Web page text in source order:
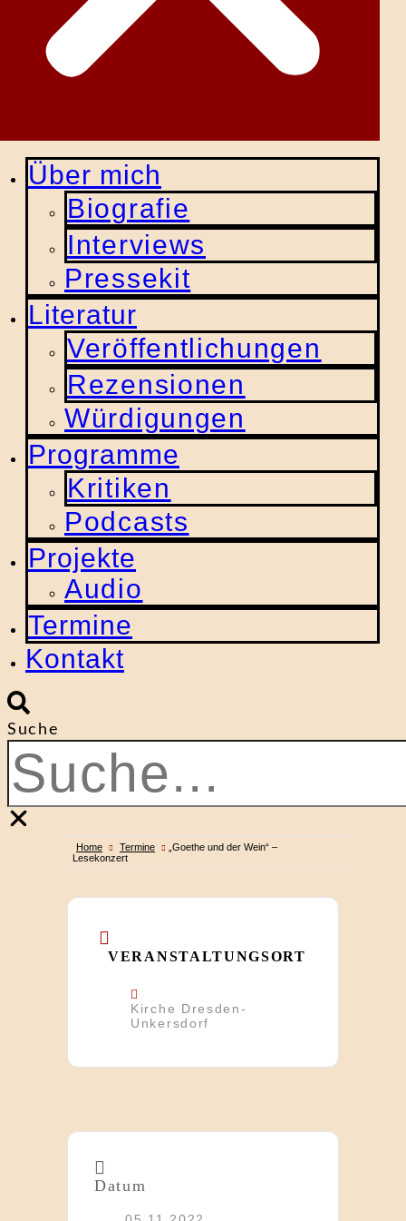
Über mich
Biografie
Interviews
Pressekit
Literatur
Veröffentlichungen
Rezensionen
Würdigungen
Programme
Kritiken
Podcasts
Projekte
Audio
Termine
Kontakt
Suche
Home Termine
„Goethe und der Wein“ –
Lesekonzert
VERANSTALTUNGSORT
Kirche Dresden-
Unkersdorf
Datum